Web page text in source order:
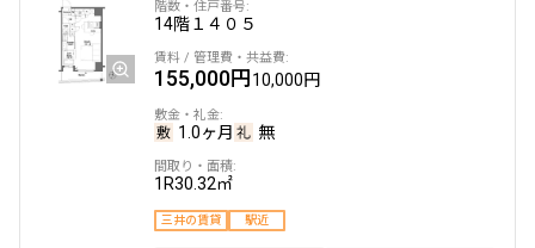
2階203
184,000円15,000円
1.0ヶ月 無
1LDK 32.49㎡
新築 ペット可
14階１４０５
155,000円10,000円
1.0ヶ月 無
1R30.32㎡
三井の賃貸 駅近